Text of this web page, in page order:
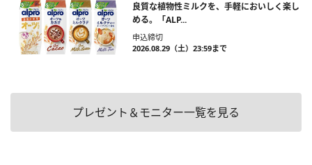
良質な植物性ミルクを、手軽においしく楽し
める。「ALP...
申込締切
2026.08.29（土）23:59まで
プレゼント＆モニター一覧を見る